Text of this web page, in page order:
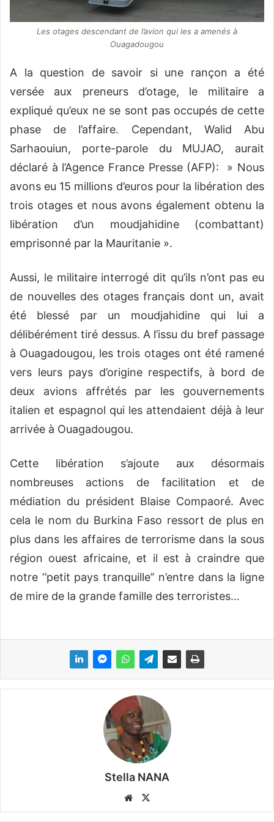
Les otages descendant de l’avion qui les a amenés à
Ouagadougou
A la question de savoir si une rançon a été
versée aux preneurs d’otage, le militaire a
expliqué qu’eux ne se sont pas occupés de cette
phase de l’affaire. Cependant, Walid Abu
Sarhaouiun, porte-parole du MUJAO, aurait
déclaré à l’Agence France Presse (AFP): » Nous
avons eu 15 millions d’euros pour la libération des
trois otages et nous avons également obtenu la
libération d’un moudjahidine (combattant)
emprisonné par la Mauritanie ».
Aussi, le militaire interrogé dit qu’ils n’ont pas eu
de nouvelles des otages français dont un, avait
été blessé par un moudjahidine qui lui a
délibérément tiré dessus. A l’issu du bref passage
à Ouagadougou, les trois otages ont été ramené
vers leurs pays d’origine respectifs, à bord de
deux avions affrétés par les gouvernements
italien et espagnol qui les attendaient déjà à leur
arrivée à Ouagadougou.
Cette libération s’ajoute aux désormais
nombreuses actions de facilitation et de
médiation du président Blaise Compaoré. Avec
cela le nom du Burkina Faso ressort de plus en
plus dans les affaires de terrorisme dans la sous
région ouest africaine, et il est à craindre que
notre ‘’petit pays tranquille’’ n’entre dans la ligne
de mire de la grande famille des terroristes…
Stella NANA
We
bsi